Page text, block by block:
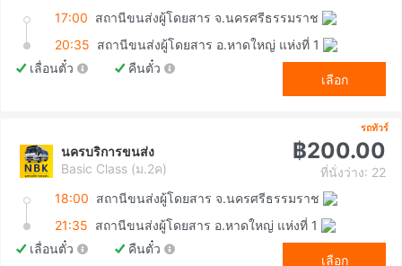
17:00 สถานีขนส่งผู้โดยสาร จ.นครศรีธรรมราช
20:35 สถานีขนส่งผู้โดยสาร อ.หาดใหญ่ แห่งที่ 1
เลื่อนตั๋ว
คืนตั๋ว
เลือก
รถทัวร์
นครบริการขนส่ง
Basic Class (ม.2ค)
฿200.00
ที่นั่งว่าง: 22
18:00 สถานีขนส่งผู้โดยสาร จ.นครศรีธรรมราช
21:35 สถานีขนส่งผู้โดยสาร อ.หาดใหญ่ แห่งที่ 1
เลื่อนตั๋ว
คืนตั๋ว
เลือก